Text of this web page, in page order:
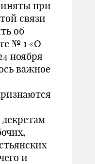
при
связи
об
№ 1 «О
ноября
важное
и